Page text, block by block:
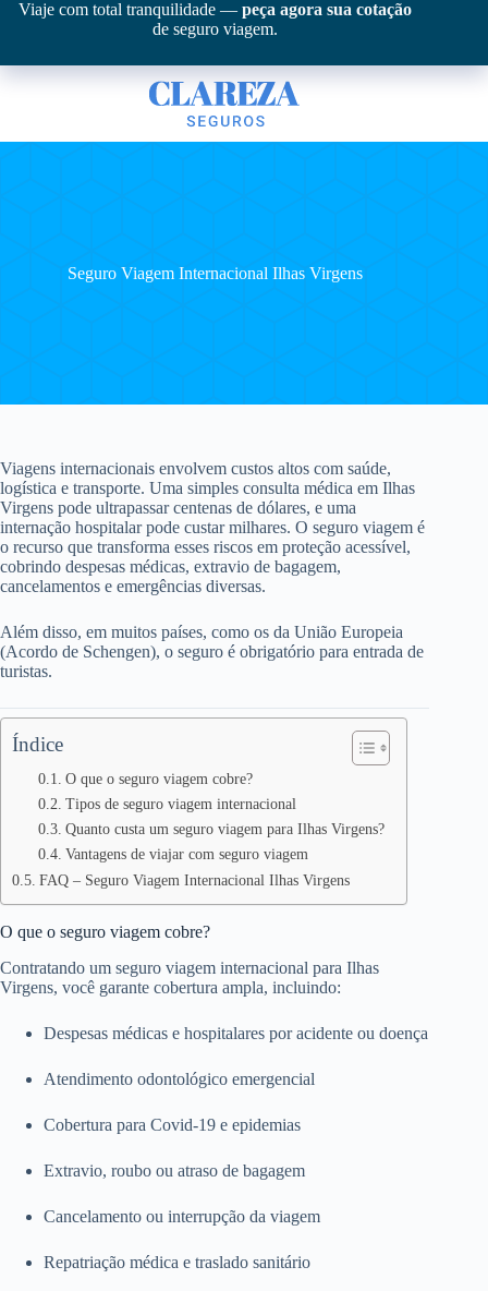
Pular
conteúdo
Viaje com total tranquilidade — peça agora sua cotação
de seguro viagem.
Seguro Viagem Internacional Ilhas Virgens
Viagens internacionais envolvem custos altos com saúde,
logística e transporte. Uma simples consulta médica em Ilhas
Virgens pode ultrapassar centenas de dólares, e uma
internação hospitalar pode custar milhares. O seguro viagem é
o recurso que transforma esses riscos em proteção acessível,
cobrindo despesas médicas, extravio de bagagem,
cancelamentos e emergências diversas.
Além disso, em muitos países, como os da União Europeia
(Acordo de Schengen), o seguro é obrigatório para entrada de
turistas.
Índice
O que o seguro viagem cobre?
Tipos de seguro viagem internacional
Quanto custa um seguro viagem para Ilhas Virgens?
Vantagens de viajar com seguro viagem
FAQ – Seguro Viagem Internacional Ilhas Virgens
O que o seguro viagem cobre?
Contratando um seguro viagem internacional para Ilhas
Virgens, você garante cobertura ampla, incluindo:
Despesas médicas e hospitalares por acidente ou doença
Atendimento odontológico emergencial
Cobertura para Covid-19 e epidemias
Extravio, roubo ou atraso de bagagem
Cancelamento ou interrupção da viagem
Repatriação médica e traslado sanitário